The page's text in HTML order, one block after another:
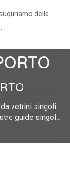
delle
vetrini singoli.
guide singole
il basso.
contattaci.